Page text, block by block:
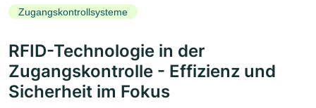
Zugangskontrollsysteme
RFID-Technologie in der
Zugangskontrolle - Effizienz und
Sicherheit im Fokus